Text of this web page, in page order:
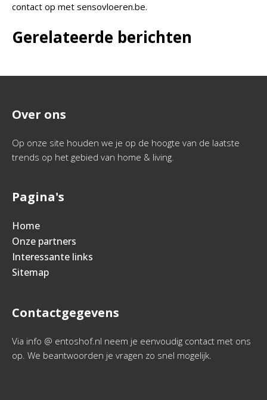
contact op met sensovloeren.be.
Gerelateerde berichten
Over ons
Op onze site houden we je op de hoogte van de laatste
trends op het gebied van home & living.
Pagina's
Home
Onze partners
Interessante links
Sitemap
Contactgegevens
Via info @ entoshof.nl neem je eenvoudig contact met ons
op. We beantwoorden je vragen zo snel mogelijk.